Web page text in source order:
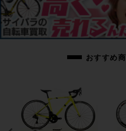
画像に無いキズや汚れもございます。※ペダ
写っているものですべてとなりますのでご了
商品コード
おすすめ